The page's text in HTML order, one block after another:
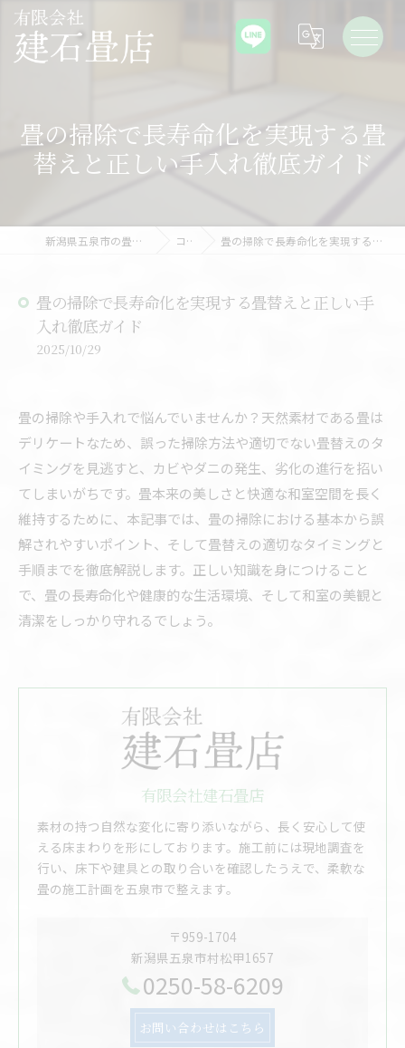
畳の掃除で長寿命化を実現する畳
替えと正しい手入れ徹底ガイド
新潟県五泉市の畳なら有限会社建石畳店 コラム 畳の掃除で長寿命化を実現する畳替えと正しい手入れ徹底ガイド
畳の掃除で長寿命化を実現する畳替えと正しい手
入れ徹底ガイド
2025/10/29
畳の掃除や手入れで悩んでいませんか？天然素材である畳は
デリケートなため、誤った掃除方法や適切でない畳替えのタ
イミングを見逃すと、カビやダニの発生、劣化の進行を招い
てしまいがちです。畳本来の美しさと快適な和室空間を長く
維持するために、本記事では、畳の掃除における基本から誤
解されやすいポイント、そして畳替えの適切なタイミングと
手順までを徹底解説します。正しい知識を身につけること
で、畳の長寿命化や健康的な生活環境、そして和室の美観と
清潔をしっかり守れるでしょう。
有限会社建石畳店
素材の持つ自然な変化に寄り添いながら、長く安心して使
える床まわりを形にしております。施工前には現地調査を
行い、床下や建具との取り合いを確認したうえで、柔軟な
畳の施工計画を五泉市で整えます。
〒959-1704
新潟県五泉市村松甲1657
0250-58-6209
お問い合わせはこちら